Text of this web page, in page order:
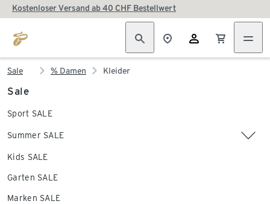
Kostenloser Versand ab 40 CHF Bestellwert
Sale % Damen Kleider
Sale
Sport SALE
Summer SALE
Kids SALE
Garten SALE
Marken SALE